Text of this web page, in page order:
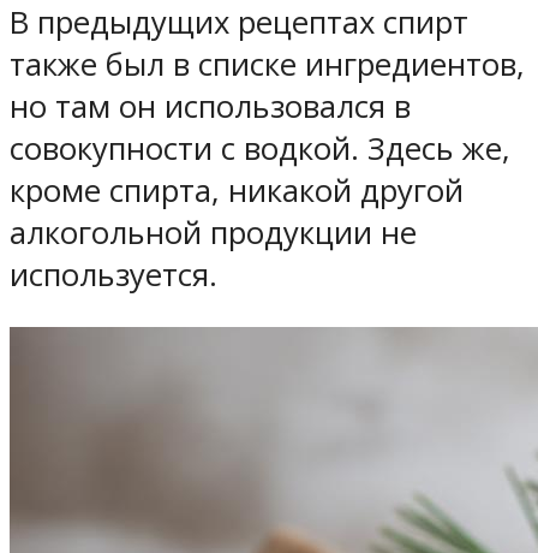
В предыдущих рецептах спирт
также был в списке ингредиентов,
но там он использовался в
совокупности с водкой. Здесь же,
кроме спирта, никакой другой
алкогольной продукции не
используется.